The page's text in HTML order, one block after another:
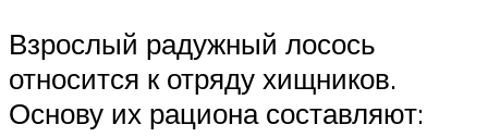
Взрослый радужный лосось
относится к отряду хищников.
Основу их рациона составляют: